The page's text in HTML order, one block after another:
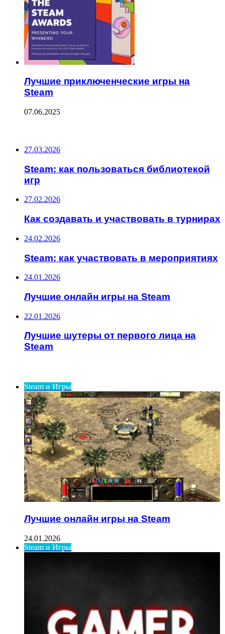
Лучшие приключенческие игры на
Steam
07.06.2025
27.03.2026
Steam: как пользоваться библиотекой
игр
27.02.2026
Как создавать и участвовать в турнирах
24.02.2026
Steam: как участвовать в мероприятиях
24.01.2026
Лучшие онлайн игры на Steam
22.01.2026
Лучшие шутеры от первого лица на
Steam
Steam и Игры
Лучшие онлайн игры на Steam
24.01.2026
Steam и Игры